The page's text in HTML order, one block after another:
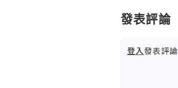
發表評論
登入發表評論